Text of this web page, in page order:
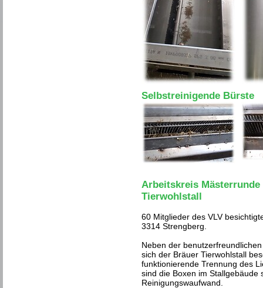
Selbstreinigende Bürste
Arbeitskreis
Tierwohlstall
60 Mitglieder des VLV
3314 Strengberg.
Neben der
sich der Bräuer Tierwohlstall
funktionierende Trennung des
sind die Boxen im
Reinigungswaufwand.